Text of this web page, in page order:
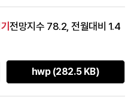
전망지수 78.2, 전월대비 1.4
hwp (282.5 KB)